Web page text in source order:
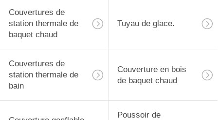
Couvertures de
station thermale de
baquet chaud
Tuyau de glace.
Couvertures de
station thermale de
bain
Couverture en bois
de baquet chaud
Poussoir de